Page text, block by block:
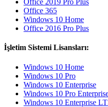
Office 2019 Pro Plus
Office 365
Windows 10 Home
Office 2016 Pro Plus
İşletim Sistemi Lisansları:
Windows 10 Home
Windows 10 Pro
Windows 10 Enterprise
Windows 10 Pro
Windows 10 Enterprise